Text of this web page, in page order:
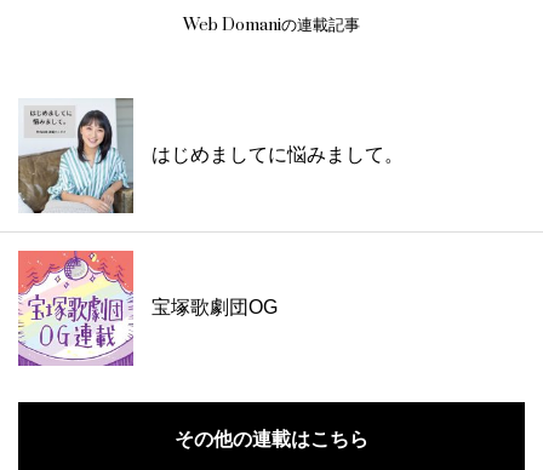
Web Domaniの連載記事
はじめましてに悩みまして。
宝塚歌劇団OG
その他の連載はこちら